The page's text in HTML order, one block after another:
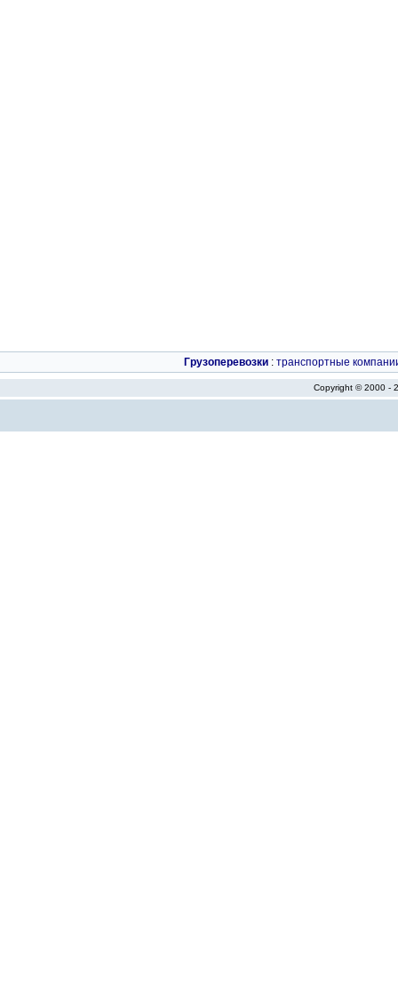
Грузоперевозки : транспортные
Copyright © 2000 -